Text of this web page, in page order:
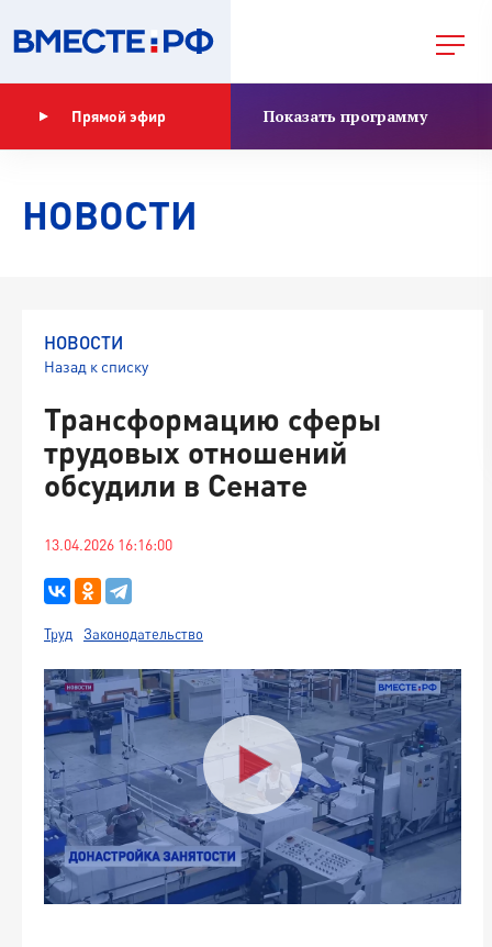
Прямой эфир Показать программу
НОВОСТИ
НОВОСТИ
Назад к списку
Трансформацию сферы
трудовых отношений
обсудили в Сенате
13.04.2026 16:16:00
Труд Законодательство